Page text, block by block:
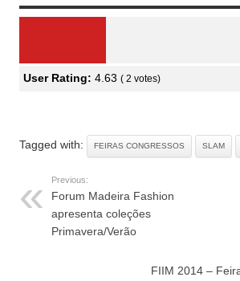
User Rating: 4.63 ( 2 votes)
Tagged with: FEIRAS CONGRESSOS SLAM
Previous:
Forum Madeira Fashion
apresenta coleções
Primavera/Verão
FIIM 2014 –